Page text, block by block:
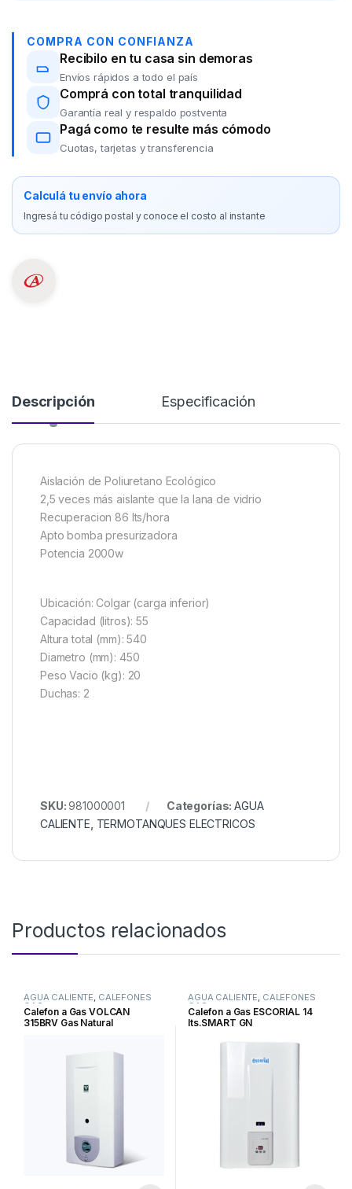
COMPRA CON CONFIANZA
Recibilo en tu casa sin demoras
Envíos rápidos a todo el país
Comprá con total tranquilidad
Garantía real y respaldo postventa
Pagá como te resulte más cómodo
Cuotas, tarjetas y transferencia
Calculá tu envío ahora
Ingresá tu código postal y conoce el costo al instante
Descripción Especificación
Aislación de Poliuretano Ecológico
2,5 veces más aislante que la lana de vidrio
Recuperacion 86 lts/hora
Apto bomba presurizadora
Potencia 2000w
Ubicación: Colgar (carga inferior)
Capacidad (litros): 55
Altura total (mm): 540
Diametro (mm): 450
Peso Vacio (kg): 20
Duchas: 2
SKU:981000001 Categorías:AGUA
CALIENTE TERMOTANQUES ELECTRICOS
Productos relacionados
AGUA CALIENTE, CALEFONES
GAS
Calefon a Gas VOLCAN
315BRV Gas Natural
AGUA CALIENTE, CALEFONES
GAS
Calefon a Gas ESCORIAL 14
lts.SMART GN